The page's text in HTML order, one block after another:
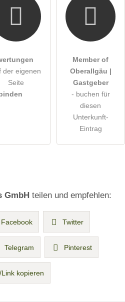
der eigenen
Seite
Member of
Oberallgäu |
Gastgeber
- buchen für
diesen
Unterkunft-
Eintrag
GmbH teilen und empfehlen:
Facebook Twitter
Telegram Pinterest
Link kopieren